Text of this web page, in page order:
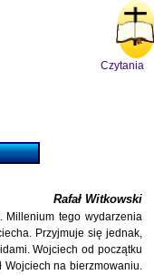
Czytania
Rafał Witkowski
Millenium tego wydarzenia
Przyjmuje się jednak,
Wojciech od początku
Wojciech na bierzmowaniu.